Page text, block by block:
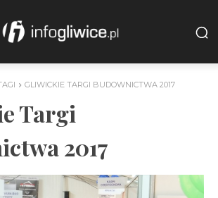
GLIWICKIE TARGI BUDOWNICTWA 2017
Targi
2017